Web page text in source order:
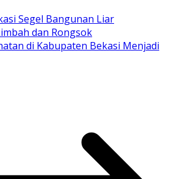
Segel Bangunan Liar
dan Rongsok
di Kabupaten Bekasi Menjadi